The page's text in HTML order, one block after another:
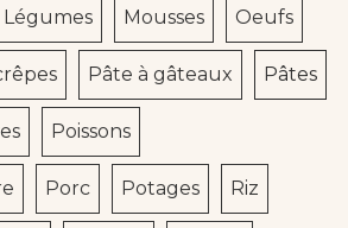
Légumes Mousses Oeufs
Pâte à gâteaux Pâtes
Poissons
Porc Potages Riz